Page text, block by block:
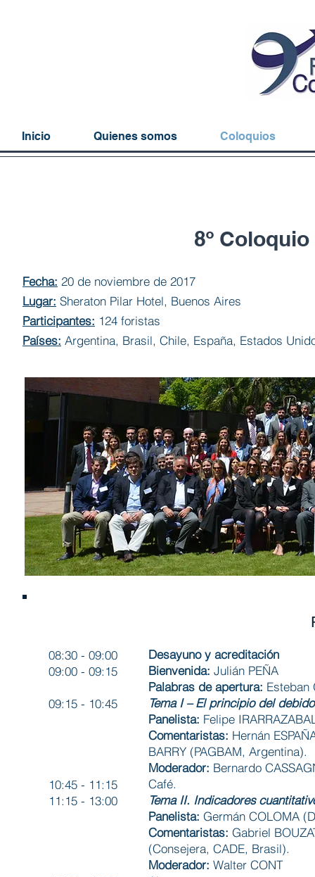
Inicio Quienes somos Coloquios
8º
Fecha: 20 de noviembre de 2017
Lugar: Sheraton Pilar Hotel, Buenos Aires
Participantes: 124 foristas
Países: Argentina, Brasil, Chile, España, Estados
08:30 - 09:00
09:00 - 09:15
09:15 - 10:45
10:45 - 11:15
11:15 - 13:00
Desayuno y acreditación
Bienvenida: Julián PEÑA
Palabras de apertura: Esteban
Tema I – El principio del
Panelista: Felipe
Comentaristas: Hernán
BARRY (PAGBAM, Argentina).
Moderador: Bernardo
Café.
Tema II. Indicadores
Panelista: Germán COLOMA
Comentaristas: Gabriel
(Consejera, CADE, Brasil).
Moderador: Walter CONT